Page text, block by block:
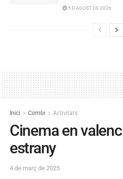
5 D'AGOST DE 2026
Inici Combi Activitats
Cinema en
estrany
4 de març de 2025